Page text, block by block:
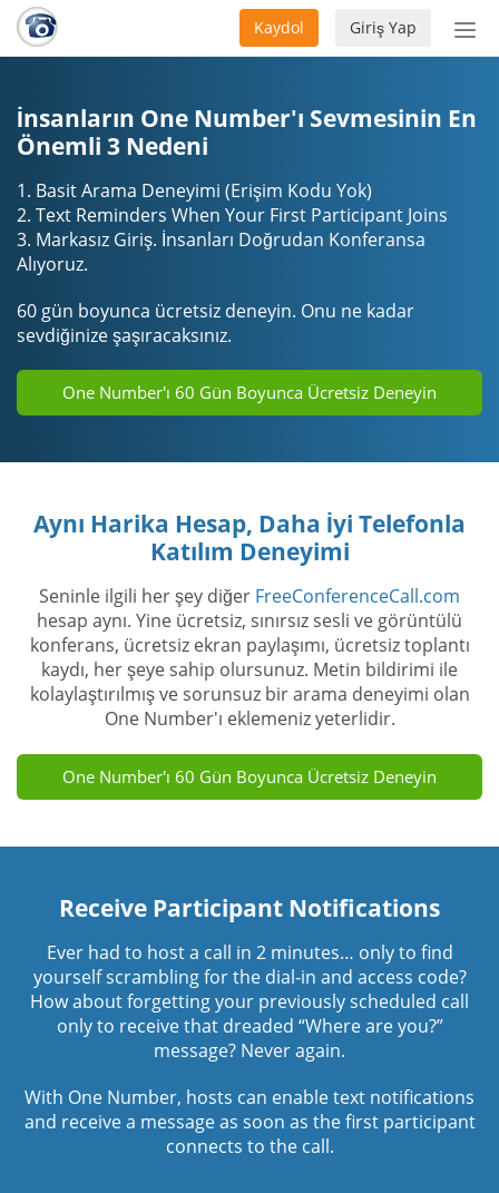
aç/
Giriş Yap
Kaydol
İnsanların One Number'ı Sevmesinin En
Önemli 3 Nedeni
1. Basit Arama Deneyimi (Erişim Kodu Yok)
2. Text Reminders When Your First Participant Joins
3. Markasız Giriş. İnsanları Doğrudan Konferansa
Alıyoruz.
60 gün boyunca ücretsiz deneyin. Onu ne kadar
sevdiğinize şaşıracaksınız.
One Number'ı 60 Gün Boyunca Ücretsiz Deneyin
Aynı Harika Hesap, Daha İyi Telefonla
Katılım Deneyimi
Seninle ilgili her şey diğer FreeConferenceCall.com
hesap aynı. Yine ücretsiz, sınırsız sesli ve görüntülü
konferans, ücretsiz ekran paylaşımı, ücretsiz toplantı
kaydı, her şeye sahip olursunuz. Metin bildirimi ile
kolaylaştırılmış ve sorunsuz bir arama deneyimi olan
One Number'ı eklemeniz yeterlidir.
One Number'ı 60 Gün Boyunca Ücretsiz Deneyin
Receive Participant Notifications
Ever had to host a call in 2 minutes… only to find
yourself scrambling for the dial-in and access code?
How about forgetting your previously scheduled call
only to receive that dreaded “Where are you?”
message? Never again.
With One Number, hosts can enable text notifications
and receive a message as soon as the first participant
connects to the call.